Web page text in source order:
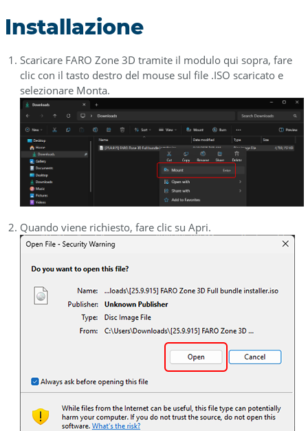
Installazione
Scaricare FARO Zone 3D tramite il modulo qui sopra, fare
clic con il tasto destro del mouse sul file .ISO scaricato e
selezionare Monta.
Quando viene richiesto, fare clic su Apri.